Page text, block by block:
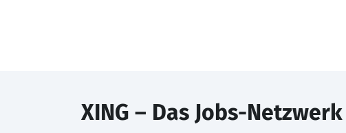
XING – Das Jobs-Netzwerk